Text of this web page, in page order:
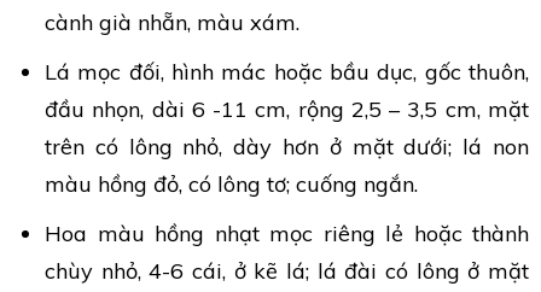
cành già nhẵn, màu xám.
Lá mọc đối, hình mác hoặc bầu dục, gốc thuôn,
đầu nhọn, dài 6 -11 cm, rộng 2,5 – 3,5 cm, mặt
trên có lông nhỏ, dày hơn ở mặt dưới; lá non
màu hồng đỏ, có lông tơ; cuống ngắn.
Hoa màu hồng nhạt mọc riêng lẻ hoặc thành
chùy nhỏ, 4-6 cái, ở kẽ lá; lá đài có lông ở mặt